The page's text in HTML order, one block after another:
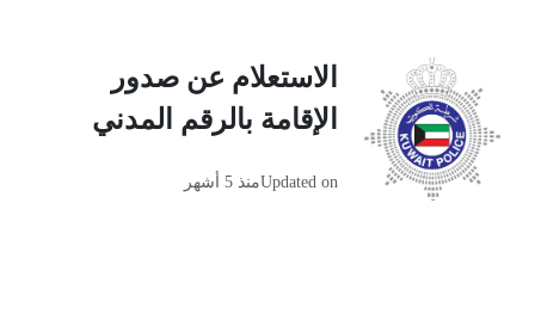
الاستعلام عن صدور
الإقامة بالرقم المدني
Updated onمنذ 5 أشهر